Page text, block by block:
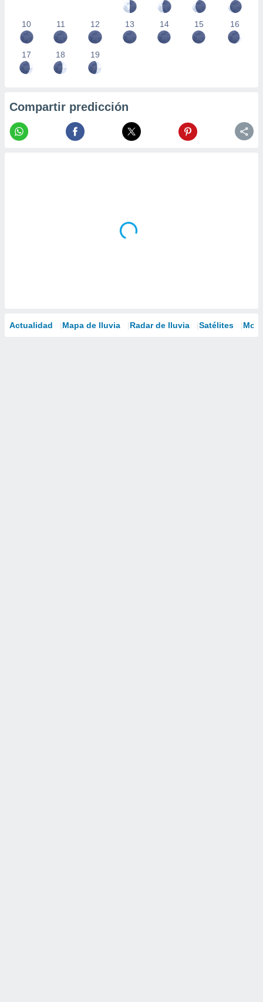
10 11 12 13 14 15 16
17 18 19
Compartir predicción
Actualidad Mapa de lluvia Radar de lluvia Satélites